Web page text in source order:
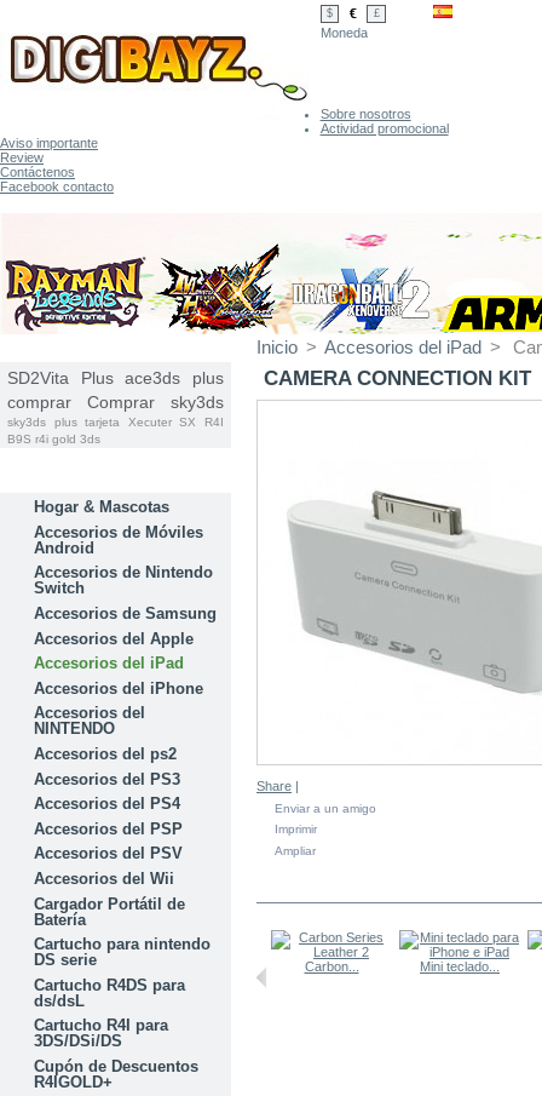
$ € £
Moneda
Sobre nosotros
Actividad promocional
Aviso importante
Review
Contáctenos
Facebook contacto
SD2Vita Plus ace3ds plus
comprar
Comprar sky3ds
sky3ds plus tarjeta Xecuter SX
R4I
B9S r4i gold 3ds
Hogar & Mascotas
Accesorios de Móviles
Android
Accesorios de Nintendo
Switch
Accesorios de Samsung
Accesorios del Apple
Accesorios del iPad
Accesorios del iPhone
Accesorios del
NINTENDO
Accesorios del ps2
Accesorios del PS3
Accesorios del PS4
Accesorios del PSP
Accesorios del PSV
Accesorios del Wii
Cargador Portátil de
Batería
Cartucho para nintendo
DS serie
Cartucho R4DS para
ds/dsL
Cartucho R4I para
3DS/DSi/DS
Cupón de Descuentos
R4IGOLD+
Inicio > Accesorios del iPad >
CAMERA CONNECTION KIT
Share
Enviar a un amigo
Imprimir
Ampliar
Carbon... Mini teclado...